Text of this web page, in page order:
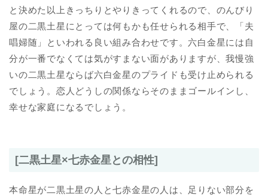
と決めた以上きっちりとやりきってくれるので、のんびり
屋の二黒土星にとっては何もかも任せられる相手で、「夫
唱婦随」といわれる良い組み合わせです。六白金星には自
分が一番でなくては気がすまない面がありますが、我慢強
いの二黒土星ならば六白金星のプライドも受け止められる
でしょう。恋人どうしの関係ならそのままゴールインし、
幸せな家庭になるでしょう。
[二黒土星×七赤金星との相性]
本命星が二黒土星の人と七赤金星の人は、足りない部分を